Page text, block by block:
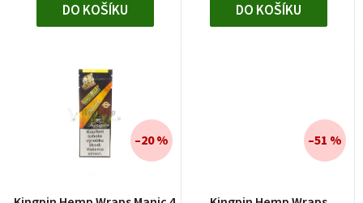
DO KOŠÍKU DO KOŠÍKU
–20 % –51 %